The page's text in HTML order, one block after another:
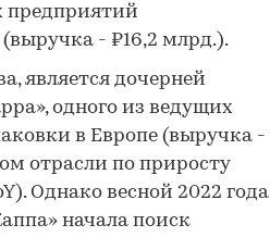
- ₽16,2 млрд.).
является дочерней
одного из ведущих
в Европе (выручка -
отрасли по приросту
Однако весной 2022 года
начала поиск